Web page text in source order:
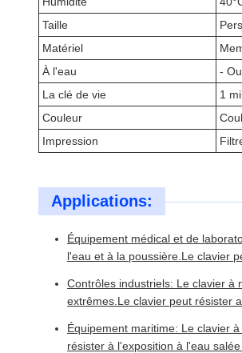
Taille
Matériel
À l'eau
-
La clé de vie
1
Couleur
Impression
Applications:
Équipement médical et de
l'eau et à la poussière.Le clavier
Contrôles industriels: Le clavier à
extrêmes.Le clavier peut résister
Équipement maritime: Le clavier
résister à l'exposition à l'eau